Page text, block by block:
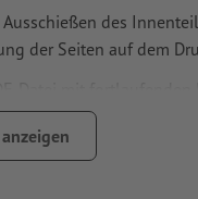
des
der Seiten auf dem
mit Doppelseiten
als